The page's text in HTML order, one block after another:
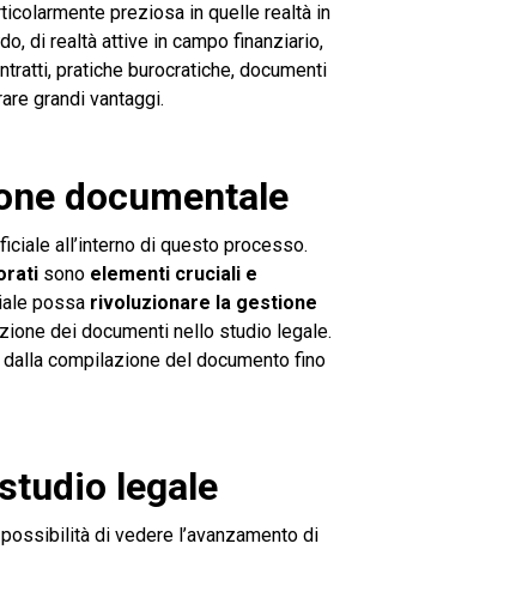
preziosa in quelle realtà in
di realtà attive in campo finanziario,
pratiche burocratiche, documenti
grandi vantaggi.
documentale
all’interno di questo processo.
sono elementi cruciali e
possa rivoluzionare la gestione
dei documenti nello studio legale.
compilazione del documento fino
legale
di vedere l’avanzamento di